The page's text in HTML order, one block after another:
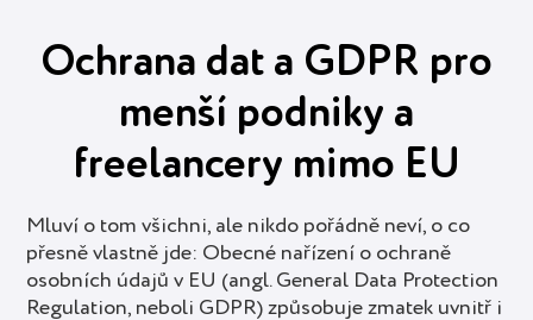
Ochrana dat a GDPR pro
menší podniky a
freelancery mimo EU
Mluví o tom všichni, ale nikdo pořádně neví, o co
přesně vlastně jde: Obecné nařízení o ochraně
osobních údajů v EU (angl. General Data Protection
Regulation, neboli GDPR) způsobuje zmatek uvnitř i